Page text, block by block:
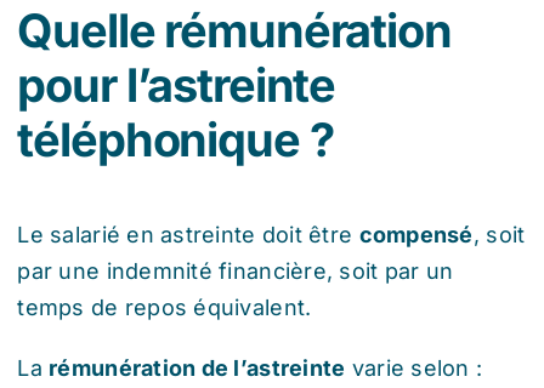
Quelle rémunération
pour l’astreinte
téléphonique ?
Le salarié en astreinte doit être compensé, soit
par une indemnité financière, soit par un
temps de repos équivalent.
La rémunération de l’astreinte varie selon :